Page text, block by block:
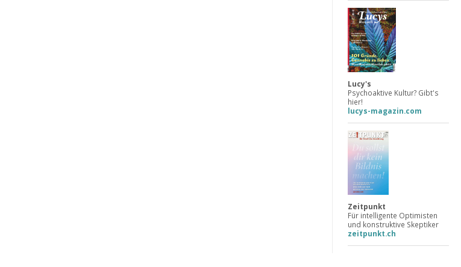
Lucy's
Psychoaktive Kultur? Gibt's
hier!
lucys-magazin.com
Zeitpunkt
Für intelligente Optimisten
und konstruktive Skeptiker
zeitpunkt.ch